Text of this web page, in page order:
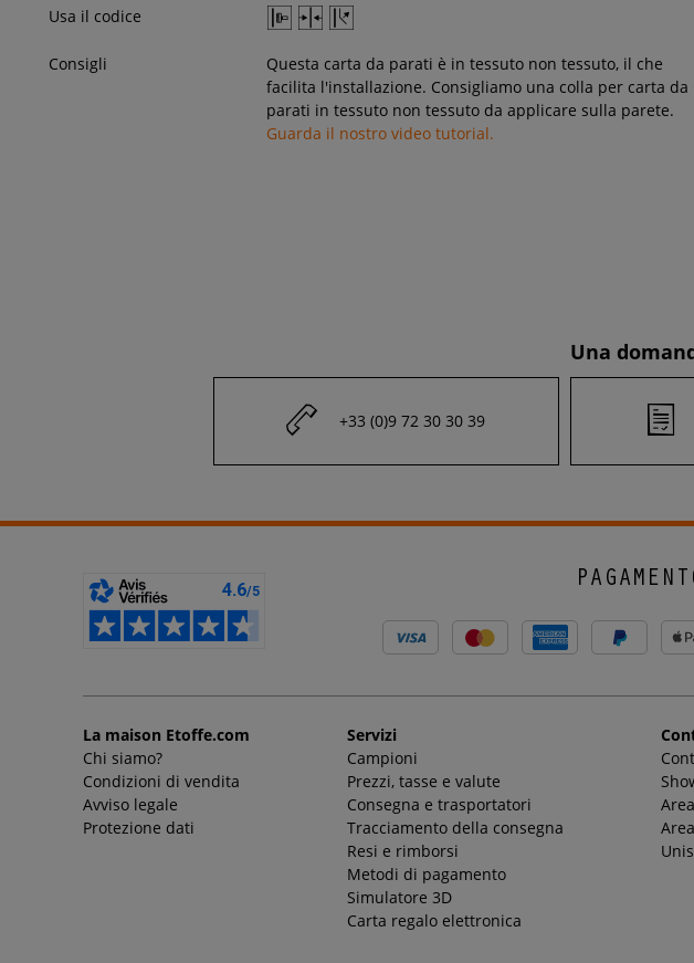
Usa il codice
Consigli
Questa carta da parati è in tessuto non tessuto, il che
facilita l'installazione. Consigliamo una colla per carta da
parati in tessuto non tessuto da applicare sulla parete.
Guarda il nostro video tutorial.
Una
+33 (0)9 72 30 30 39
La maison Etoffe.com
Chi siamo?
Condizioni di vendita
Avviso legale
Protezione dati
Servizi
Campioni
Prezzi, tasse e valute
Consegna e trasportatori
Tracciamento della consegna
Resi e rimborsi
Metodi di pagamento
Simulatore 3D
Carta regalo elettronica